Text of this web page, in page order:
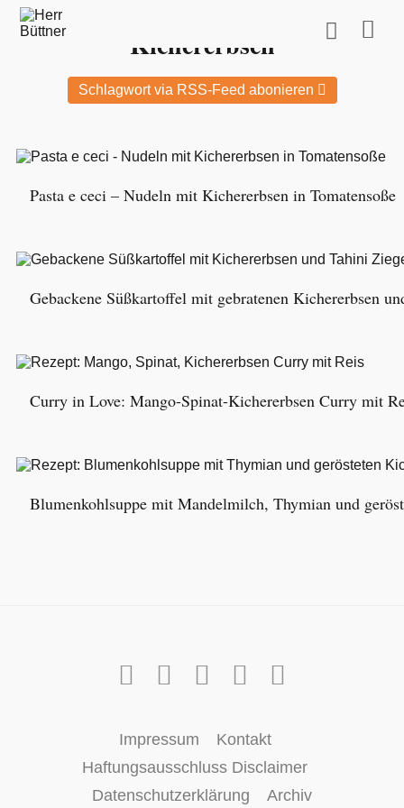
Kichererbsen
Schlagwort via RSS-Feed abonieren
Pasta e ceci – Nudeln mit Kichererbsen in Tomatensoße
Gebackene Süßkartoffel mit gebratenen Kichererbsen
Curry in Love: Mango-Spinat-Kichererbsen Curry mit
Blumenkohlsuppe mit Mandelmilch, Thymian und
Impressum
Kontakt
Haftungsausschluss Disclaimer
Datenschutzerklärung
Archiv